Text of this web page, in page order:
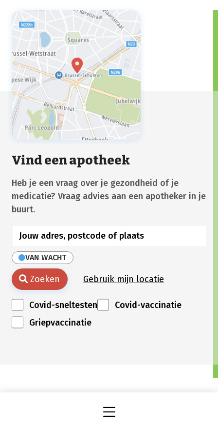
Vind een apotheek
Heb je een vraag over je gezondheid of je
medicatie? Vraag advies aan een apotheker in je
buurt.
VAN WACHT
Zoeken Gebruik mijn locatie
Covid-sneltesten
Covid-vaccinatie
Griepvaccinatie